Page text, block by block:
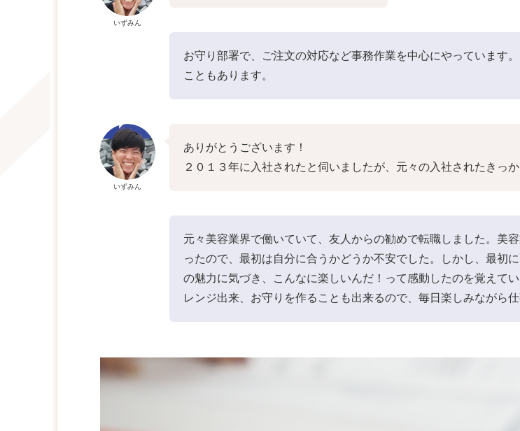
いずみん
お守り部署で、ご注文の対応など事務作業を中心にやっています
こともあります。
いずみん
ありがとうございます！
２０１３年に入社されたと伺いましたが、元々の入社されたきっ
元々美容業界で働いていて、友人からの勧めで転職しました。美
ったので、最初は自分に合うかどうか不安でした。しかし、最初
の魅力に気づき、こんなに楽しいんだ！って感動したのを覚えて
レンジ出来、お守りを作ることも出来るので、毎日楽しみながら仕